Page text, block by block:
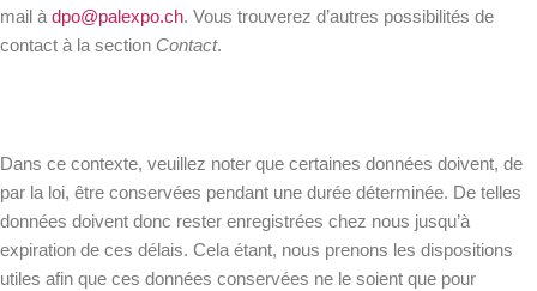
mail à dpo@palexpo.ch. Vous trouverez d’autres possibilités de
contact à la section Contact.
Dans ce contexte, veuillez noter que certaines données doivent, de
par la loi, être conservées pendant une durée déterminée. De telles
données doivent donc rester enregistrées chez nous jusqu’à
expiration de ces délais. Cela étant, nous prenons les dispositions
utiles afin que ces données conservées ne le soient que pour